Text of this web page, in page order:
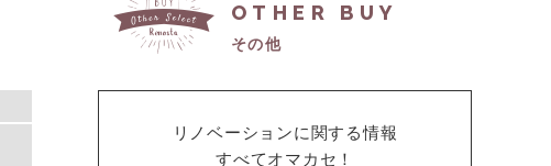
OTHER BUY
その他
リノベーションに関する情報
すべてオマカセ！